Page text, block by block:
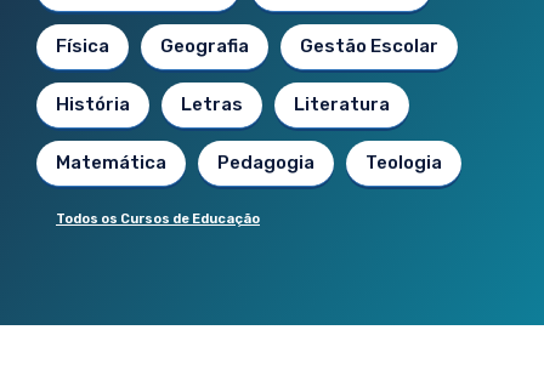
Física Geografia Gestão Escolar
História Letras Literatura
Matemática Pedagogia Teologia
Todos os Cursos de Educação